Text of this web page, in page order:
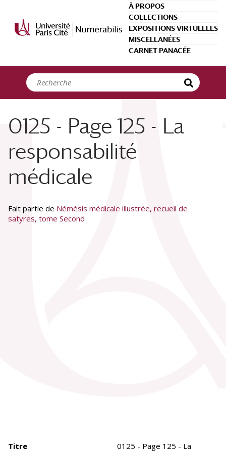
À PROPOS
COLLECTIONS
EXPOSITIONS VIRTUELLES
MISCELLANÉES
CARNET PANACÉE
0125 - Page 125 - La
responsabilité
médicale
Fait partie de Némésis médicale illustrée, recueil de
satyres, tome Second
Titre
0125 - Page 125 - La